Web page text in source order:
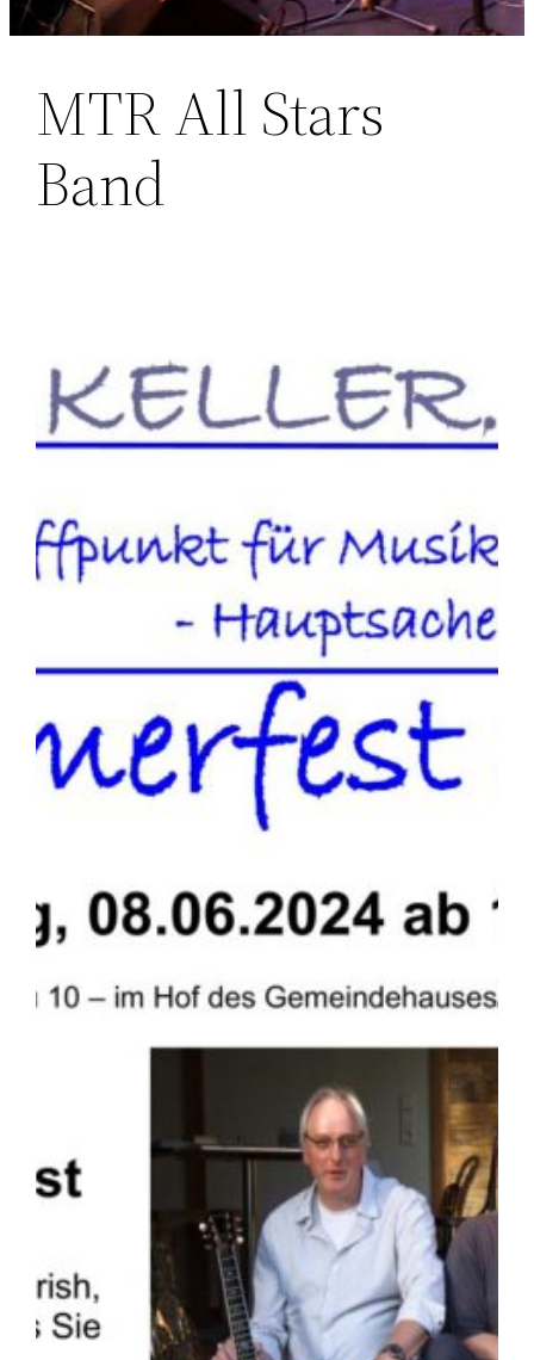
MTR All Stars
Band